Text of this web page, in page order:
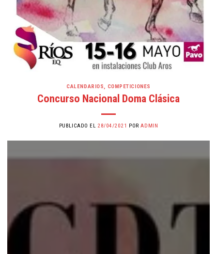
CALENDARIOS, COMPETICIONES
Concurso Nacional Doma Clásica
PUBLICADO EL 28/04/2021 PORADMIN